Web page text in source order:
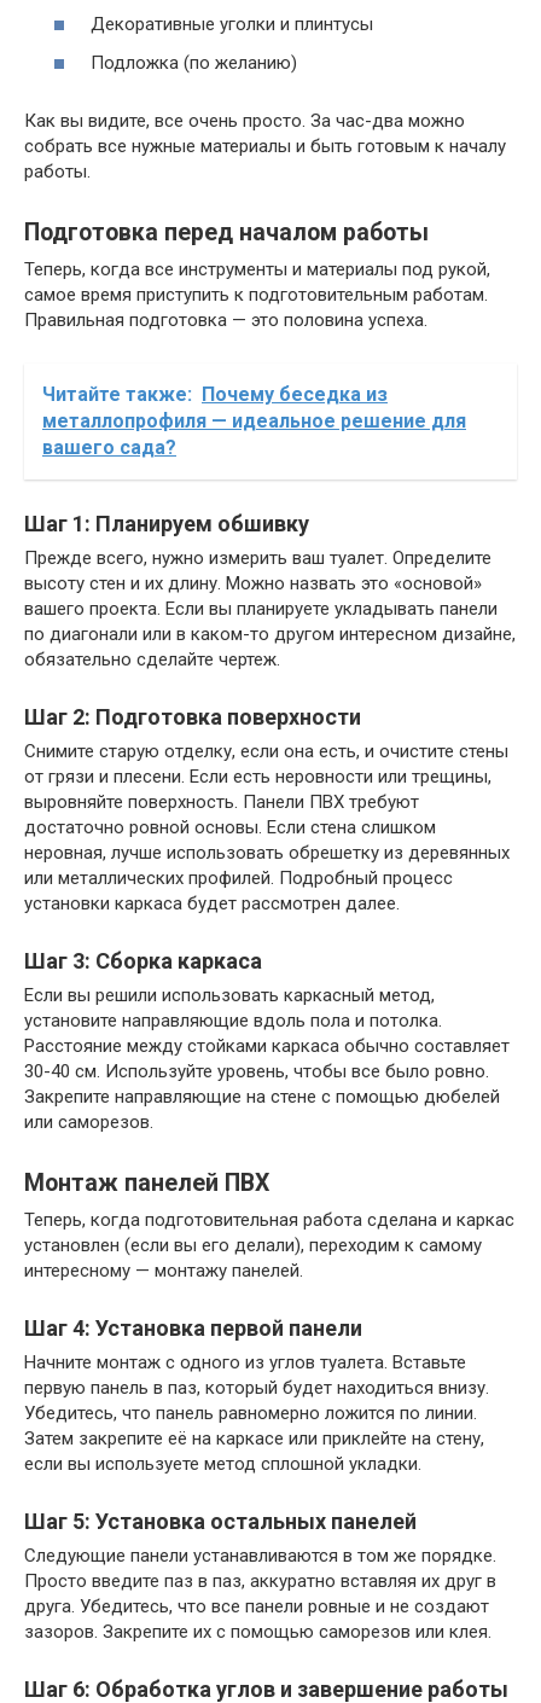
Декоративные уголки и плинтусы
Подложка (по желанию)
Как вы видите, все очень просто. За час-два можно
собрать все нужные материалы и быть готовым к началу
работы.
Подготовка перед началом работы
Теперь, когда все инструменты и материалы под рукой,
самое время приступить к подготовительным работам.
Правильная подготовка — это половина успеха.
Читайте также: Почему беседка из
металлопрофиля — идеальное решение для
вашего сада?
Шаг 1: Планируем обшивку
Прежде всего, нужно измерить ваш туалет. Определите
высоту стен и их длину. Можно назвать это «основой»
вашего проекта. Если вы планируете укладывать панели
по диагонали или в каком-то другом интересном дизайне,
обязательно сделайте чертеж.
Шаг 2: Подготовка поверхности
Снимите старую отделку, если она есть, и очистите стены
от грязи и плесени. Если есть неровности или трещины,
выровняйте поверхность. Панели ПВХ требуют
достаточно ровной основы. Если стена слишком
неровная, лучше использовать обрешетку из деревянных
или металлических профилей. Подробный процесс
установки каркаса будет рассмотрен далее.
Шаг 3: Сборка каркаса
Если вы решили использовать каркасный метод,
установите направляющие вдоль пола и потолка.
Расстояние между стойками каркаса обычно составляет
30-40 см. Используйте уровень, чтобы все было ровно.
Закрепите направляющие на стене с помощью дюбелей
или саморезов.
Монтаж панелей ПВХ
Теперь, когда подготовительная работа сделана и каркас
установлен (если вы его делали), переходим к самому
интересному — монтажу панелей.
Шаг 4: Установка первой панели
Начните монтаж с одного из углов туалета. Вставьте
первую панель в паз, который будет находиться внизу.
Убедитесь, что панель равномерно ложится по линии.
Затем закрепите её на каркасе или приклейте на стену,
если вы используете метод сплошной укладки.
Шаг 5: Установка остальных панелей
Следующие панели устанавливаются в том же порядке.
Просто введите паз в паз, аккуратно вставляя их друг в
друга. Убедитесь, что все панели ровные и не создают
зазоров. Закрепите их с помощью саморезов или клея.
Шаг 6: Обработка углов и завершение работы